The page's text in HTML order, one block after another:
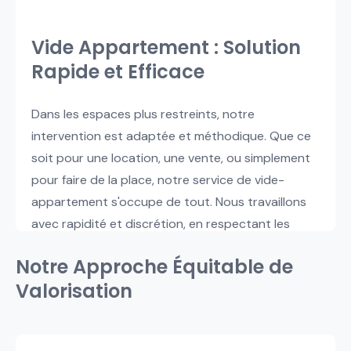
Vide Appartement : Solution
Rapide et Efficace
Dans les espaces plus restreints, notre
intervention est adaptée et méthodique. Que ce
soit pour une location, une vente, ou simplement
pour faire de la place, notre service de vide-
appartement s'occupe de tout. Nous travaillons
avec rapidité et discrétion, en respectant les
copropriétés.
Notre Approche Équitable de
Valorisation